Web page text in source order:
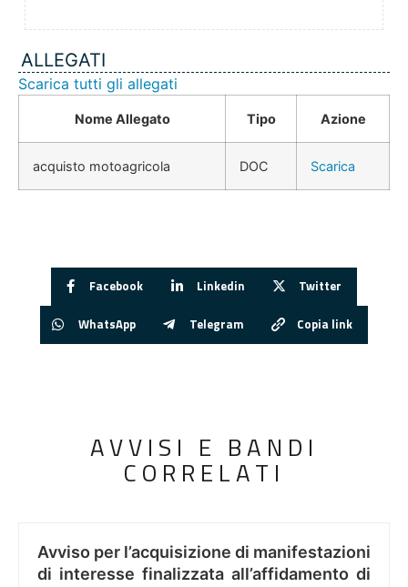
ALLEGATI
Scarica tutti gli allegati
Nome Allegato Tipo Azione
acquisto motoagricola DOC Scarica
Facebook Linkedin Twitter
WhatsApp Telegram Copia link
AVVISI E BANDI
CORRELATI
Avviso per l’acquisizione di manifestazioni
di interesse finalizzata all’affidamento di